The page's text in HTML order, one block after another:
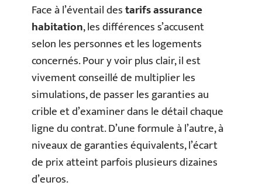
Face à l’éventail destarifs assurance
habitation, les différences s’accusent
selon les personnes et les logements
concernés. Pour y voir plus clair, il est
vivement conseillé de multiplier les
simulations, de passer les garanties au
crible et d’examiner dans le détail chaque
ligne du contrat. D’une formule à l’autre, à
niveaux de garanties équivalents, l’écart
de prix atteint parfois plusieurs dizaines
d’euros.